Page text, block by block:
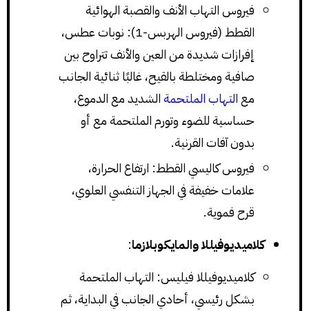
فيروس التهاب الأنف والقصبة الهوائية
القطط (فيروس الهربس-1): نوبات عطس،
إفرازات شديدة من العين والأنف تتراوح بين
صافية ومختلطة بالقيح، غالبًا ثنائية الجانب
مع التهاب الملتحمةالشديد مع الدموع،
حساسية للضوء وتورم الملتحمة مع أو
بدون آفات القرنية.
فيروس كاليسي القطط: ارتفاع الحرارة،
علامات خفيفة في الجهاز التنفسي العلوي،
قرح فموية.
كلاميديوفيللا والمايكوبلازما:
كلاميديوفيللا فيليس: التهاب الملتحمة
بشكل رئيسي، أحادي الجانب في البداية، ثم